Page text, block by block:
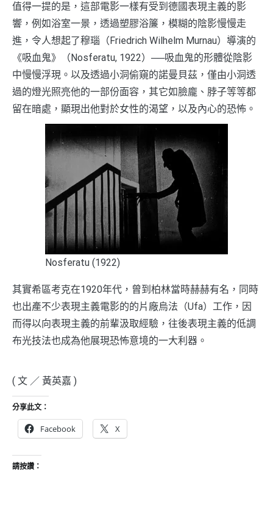
值得一提的是，這部電影一樣有受到德國表現主義的影
響，例如浴室一景，透過塑膠浴簾，模糊的陰影慢慢走
進，令人想起了穆瑙（Friedrich Wilhelm Murnau）導演的
《吸血鬼》（Nosferatu, 1922）──吸血鬼的形體從陰影
中慢慢浮現。以及透過小洞偷窺的諾曼貝茲，僅由小洞透
過的燈光照亮他的一部份面容，其它如臉龐、脖子等等都
留在暗處，顯現出他對於女性的渴望，以及內心的恐怖。
Nosferatu (1922)
其實希區考克在1920年代，曾到柏林當時赫赫有名，同時
也出產不少表現主義電影的的片廠烏法（Ufa）工作，因
而得以向表現主義的前輩汲取經驗，往後表現主義的低調
布光技法也成為他展現恐怖意境的一大利器。
( 文 ／ 黃英嘉 )
分享此文：
Facebook X
請按讚：